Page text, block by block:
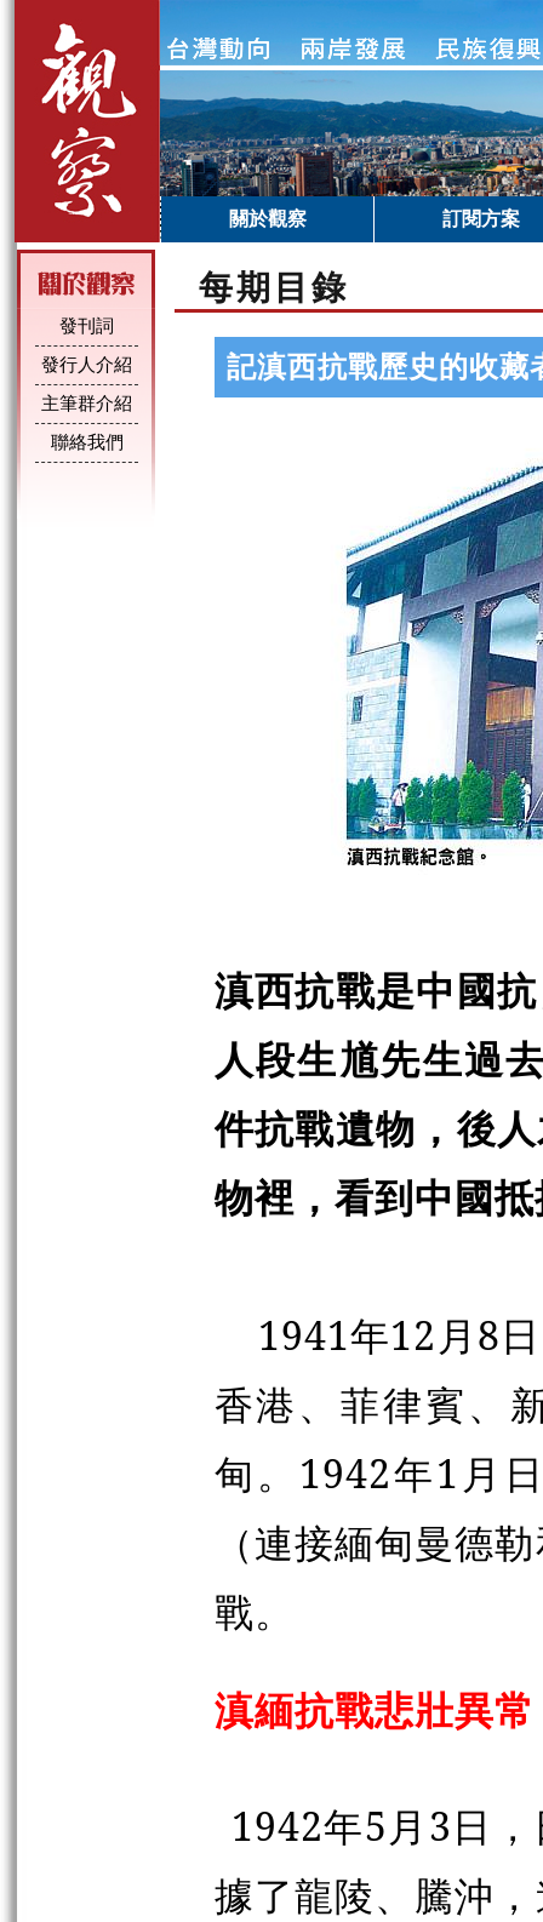
關於觀察 訂閱方案
發刊詞
發行人介紹
主筆群介紹
聯絡我們
每期目錄
記滇西抗戰歷史的收藏
滇西抗戰是中國
人段生馗先生過
件抗戰遺物，後
物裡，看到中國
1941年12月8
香港、菲律賓、
甸。1942年1月
（連接緬甸曼德
戰。
滇緬抗戰悲壯異常
1942年5月3日
據了龍陵、騰沖